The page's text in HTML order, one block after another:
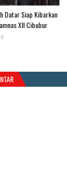
Datar Siap Kibarkan
XII Cibubur